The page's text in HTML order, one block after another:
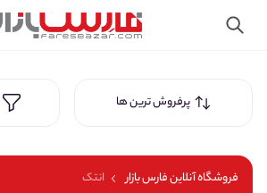
پرفروش ترین ها
فروشگاه آنلاین فارس بازار انتک